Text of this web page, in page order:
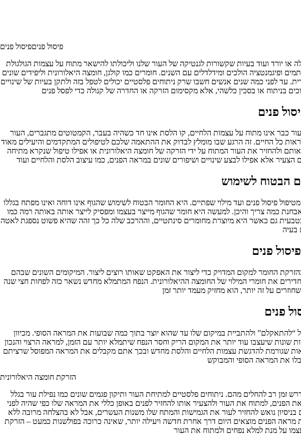
פיסול פניםפיסול פנים
או יורד ועוד בעיות שקשורות לגנטיקה של העור שלנו וליכולתו להישאר מתוח על עצמות הגולגולת
הולכים ומידלדלים עם השנים. חומרים כמו קולגן, חומצה היאלורונית וליפידים שונים
לפני כמה שנים אנשים חשבו שרק ניתוחים פלסטיים יכולים לטפל בזה ולתקן בעיות של שינויים
כבר אינו מתוח על עצמות הלחיים, קו הלסת אינו חד כשהיה בעבר, הקמטוטים מתגברים, העור
כל החיים. זה הרגע שבו מומלץ לבדוק את ההתאמה שלכם לטיפולים המתקדמים והיעילים מאוד
ולהחזיר את העור המתוח על ידי הזרקה של חומצה היאלורונית או אפילו טיפול שנקרא מתיחה
הבטוח לשימוש
פיסול פנים ועד מילוי שפתיים. היא החומר הבטוח לשימוש שהגוף אינו דוחה ואינו מפתח בגללו
כמה צריך והיכן. למעשה היא חומר שהגוף מייצר בעצמו ומפסיק לייצר אותה באותה רמה כמו
גם כאשר היא מיוצרת מחומרים סינתטיים, וההרכב שלה כל כך זהה שהיא פשוט נספגת לאטה
החומר למקום המדויק כדי ליצור את האפקט שאותו רוצים ליצור. המיקומים השונים שבהם
את חומרי המילוי של החומצה ההיאלורונית. הנפח המתמלא מחדש נשאר כזה לפחות חצי שנה
ולהתביית במיקום שלו עד שהוא יוצר בתוך כמה שבועות את המראה הסופי. מכיוון
שונות שיעצבו עוד יותר את המקום הריק וחסר הנפח שיתמלא יותר עם הזמן, למראה הרצוי והנכון
שגורמת להדגשת עצמות הלחיים והלסת מחדש ובכך אתם מקבלים את המראה המפוסל שרציתם
הזרקת חומצה היאלורונית
זמן רב להחלים מהם. ניתוחים פלסטיים למתיחת העור ותיקון פגמים שונים כמו נפילת עור בגלל
הפנים, למתוח את העור ולהצעיר אותו להחזיר לפנים באופן כללי את המראה שלו כפי שהיה לפני
נואש להחזיר לעור את הגמישות והמתח שלו משנות העשרים, אבל לא בהצלחה מרובה ללא
מראה הפנים מוצאים היום דרך אחרת חדשה ויעילה יותר, שאינה כרוכה בפולשנות כמעט – הזרקת